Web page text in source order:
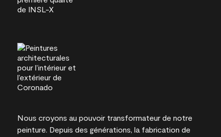
Nous croyons au pouvoir transformateur de notre
peinture. Depuis des générations, la fabrication de